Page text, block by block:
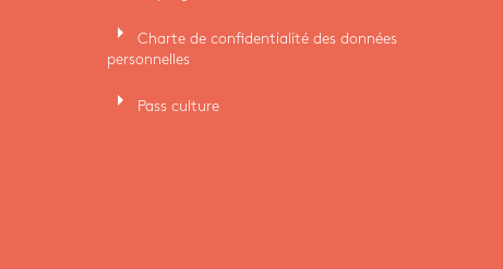
arrow_right
Charte de confidentialité des données
personnelles
arrow_right Pass culture